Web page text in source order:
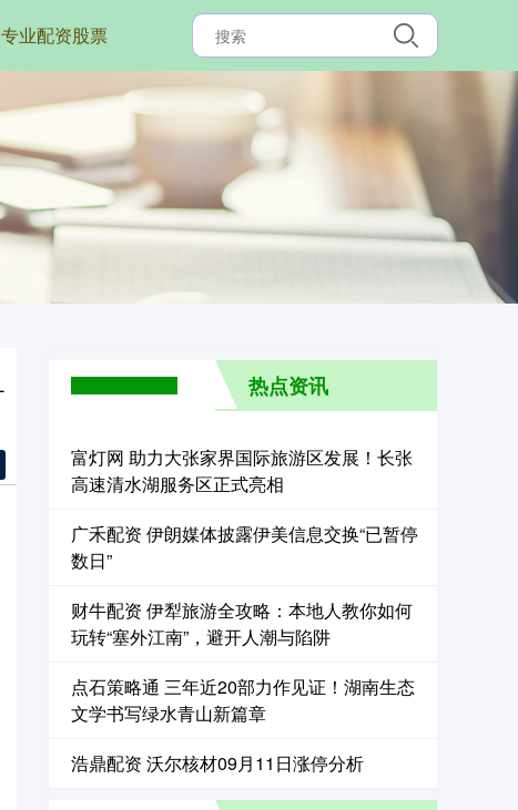
专业配资股票
热点资讯
富灯网 助力大张家界国际旅游区发展！长张
高速清水湖服务区正式亮相
广禾配资 伊朗媒体披露伊美信息交换“已暂停
数日”
财牛配资 伊犁旅游全攻略：本地人教你如何
玩转“塞外江南”，避开人潮与陷阱
点石策略通 三年近20部力作见证！湖南生态
文学书写绿水青山新篇章
浩鼎配资 沃尔核材09月11日涨停分析